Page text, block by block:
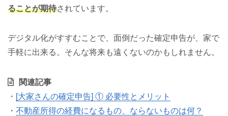
ることが期待されています。
デジタル化がすすむことで、面倒だった確定申告が、家で
手軽に出来る。そんな将来も遠くないのかもしれません。
関連記事
・ [大家さんの確定申告] ① 必要性とメリット
・ 不動産所得の経費になるもの、ならないものは何？